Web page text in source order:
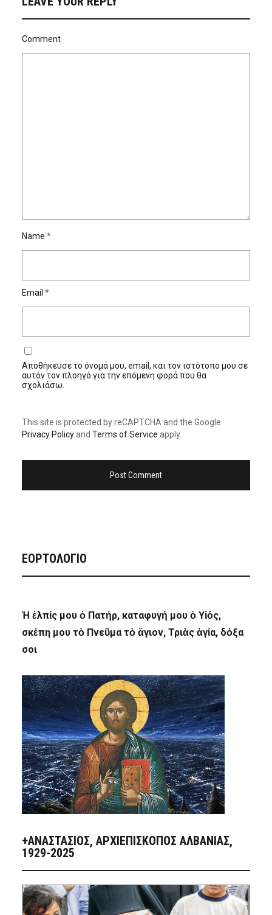
Comment
Name *
Email *
Αποθήκευσε το όνομά μου, email, και τον ιστότοπο μου σε
αυτόν τον πλοηγό για την επόμενη φορά που θα
σχολιάσω.
This site is protected by reCAPTCHA and the Google
Privacy Policyand Terms of Service apply.
ΕΟΡΤΟΛΟΓΙΟ
Ἡ ἐλπίς μου ὁ Πατήρ, καταφυγή μου ὁ Υἱός,
σκέπη μου τὸ Πνεῦμα τὸ ἅγιον, Τριὰς ἁγία, δόξα
σοι
+ΑΝΑΣΤΆΣΙΟΣ, ΑΡΧΙΕΠΊΣΚΟΠΟΣ ΑΛΒΑΝΊΑΣ,
1929-2025